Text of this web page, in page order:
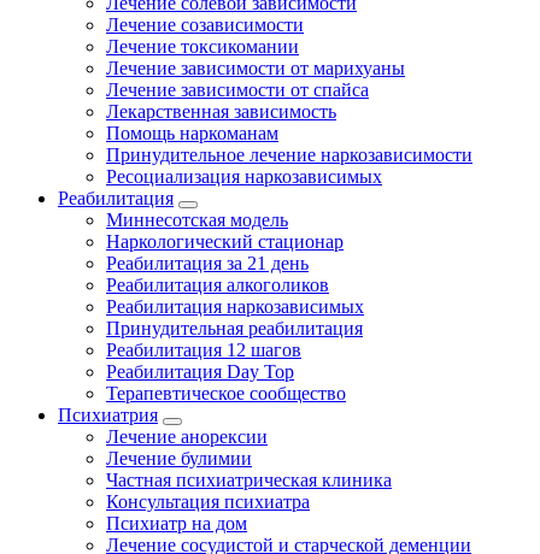
Лечение созависимости
Лечение токсикомании
Лечение зависимости от марихуаны
Лечение зависимости от спайса
Лекарственная зависимость
Помощь наркоманам
Принудительное лечение наркозависимости
Ресоциализация наркозависимых
Реабилитация
Миннесотская модель
Наркологический стационар
Реабилитация за 21 день
Реабилитация алкоголиков
Реабилитация наркозависимых
Принудительная реабилитация
Реабилитация 12 шагов
Реабилитация Day Top
Терапевтическое сообщество
Психиатрия
Лечение анорексии
Лечение булимии
Частная психиатрическая клиника
Консультация психиатра
Психиатр на дом
Лечение сосудистой и старческой деменции